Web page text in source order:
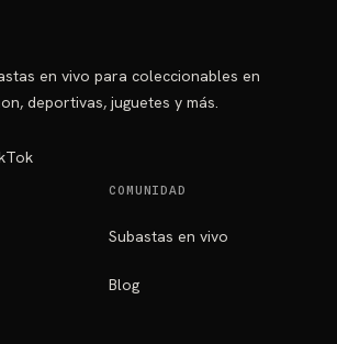
en vivo para coleccionables en
deportivas, juguetes y más.
COMUNIDAD
Subastas en vivo
Blog